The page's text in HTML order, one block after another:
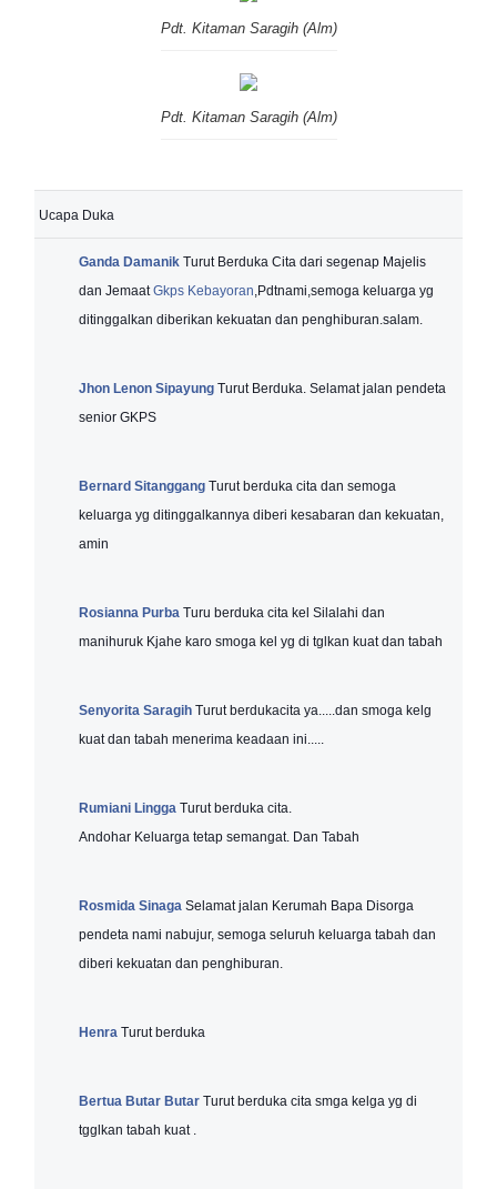
Pdt. Kitaman Saragih (Alm)
Pdt. Kitaman Saragih (Alm)
Ucapa Duka
Ganda Damanik Turut Berduka Cita dari segenap Majelis
dan JemaatGkps Kebayoran ,Pdtnami,semoga keluarga yg
ditinggalkan diberikan kekuatan dan penghiburan.salam.
Jhon Lenon Sipayung Turut Berduka. Selamat jalan pendeta
senior GKPS
Bernard Sitanggang Turut berduka cita dan semoga
keluarga yg ditinggalkannya diberi kesabaran dan kekuatan,
amin
Rosianna Purba Turu berduka cita kel Silalahi dan
manihuruk Kjahe karo smoga kel yg di tglkan kuat dan tabah
Senyorita Saragih Turut berdukacita ya.....dan smoga kelg
kuat dan tabah menerima keadaan ini.....
Rumiani Lingga Turut berduka cita.
Andohar Keluarga tetap semangat. Dan Tabah
Rosmida Sinaga Selamat jalan Kerumah Bapa Disorga
pendeta nami nabujur, semoga seluruh keluarga tabah dan
diberi kekuatan dan penghiburan.
Henra Turut berduka
Bertua Butar Butar Turut berduka cita smga kelga yg di
tgglkan tabah kuat .